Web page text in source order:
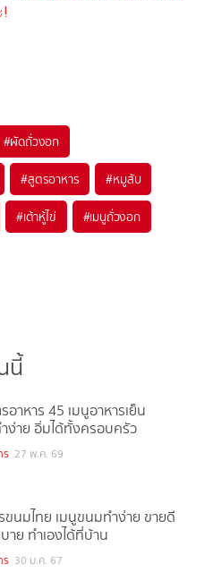
!
#ผัดถั่วงอก
#สูตรอาหาร #หมูสับ
#เต้าหู้ไข่ #เมนูถั่วงอก
นี้
อาหาร 45 เมนูอาหารเย็น
ง่าย อิ่มได้ทั้งครอบครัว
ร 27 พ.ค. 69
ขนมไทย เมนูขนมทำง่าย ขายดี
าย ทำเองได้ที่บ้าน
ร 30 ม.ค. 67